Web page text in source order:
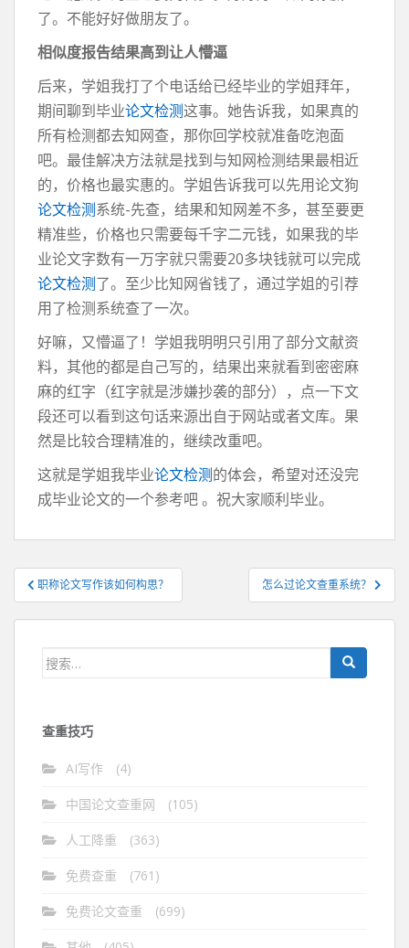
了。不能好好做朋友了。
相似度报告结果高到让人懵逼
后来，学姐我打了个电话给已经毕业的学姐拜年，
期间聊到毕业论文检测这事。她告诉我，如果真的
所有检测都去知网查，那你回学校就准备吃泡面
吧。最佳解决方法就是找到与知网检测结果最相近
的，价格也最实惠的。学姐告诉我可以先用论文狗
论文检测系统-先查，结果和知网差不多，甚至要更
精准些，价格也只需要每千字二元钱，如果我的毕
业论文字数有一万字就只需要20多块钱就可以完成
论文检测了。至少比知网省钱了，通过学姐的引荐
用了检测系统查了一次。
好嘛，又懵逼了！学姐我明明只引用了部分文献资
料，其他的都是自己写的，结果出来就看到密密麻
麻的红字（红字就是涉嫌抄袭的部分），点一下文
段还可以看到这句话来源出自于网站或者文库。果
然是比较合理精准的，继续改重吧。
这就是学姐我毕业论文检测的体会，希望对还没完
成毕业论文的一个参考吧 。祝大家顺利毕业。
文
章
导
职称论文写作该如何构思？ 怎么过论文查重系统？
搜
查重技巧
AI写作 (4)
中国论文查重网 (105)
人工降重 (363)
免费查重 (761)
免费论文查重 (699)